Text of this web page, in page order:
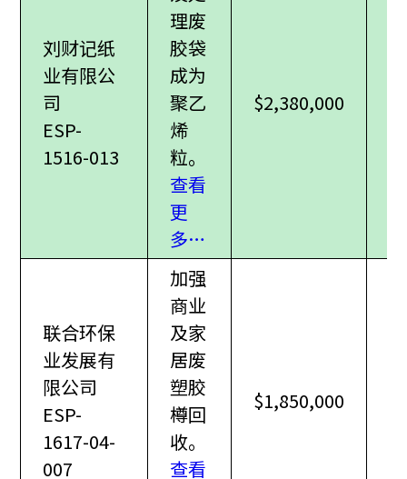
刘财记纸
业有限公
司
ESP-
1516-013
理废
胶袋
成为
聚乙
烯
粒。
查看
更
多…
$2,380,000
联合环保
业发展有
限公司
ESP-
1617-04-
007
加强
商业
及家
居废
塑胶
樽回
收。
查看
$1,850,000